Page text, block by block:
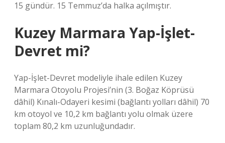
15 gündür. 15 Temmuz’da halka açılmıştır.
Kuzey Marmara Yap-İşlet-
Devret mi?
Yap-İşlet-Devret modeliyle ihale edilen Kuzey
Marmara Otoyolu Projesi’nin (3. Boğaz Köprüsü
dâhil) Kınalı-Odayeri kesimi (bağlantı yolları dâhil) 70
km otoyol ve 10,2 km bağlantı yolu olmak üzere
toplam 80,2 km uzunluğundadır.